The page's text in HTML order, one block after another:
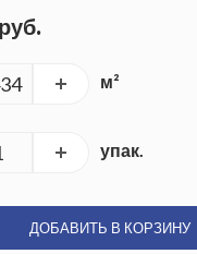
м²
упак.
ДОБАВИТЬ В КОРЗИНУ